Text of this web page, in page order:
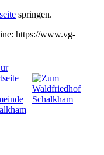
springen.
https://www.vg-